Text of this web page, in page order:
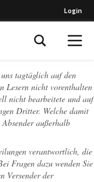
Login
tagtäglich auf den
Lesern nicht vorenthalten
nicht bearbeitete und auf
Dritter. Welche damit
außerhalb
verantwortlich, die
Fragen dazu wenden Sie
Versender der